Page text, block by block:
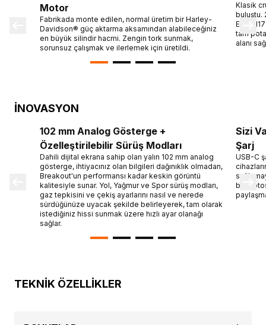
Motor
Fabrikada monte edilen, normal üretim bir Harley-
Davidson® güç aktarma aksamından alabileceğiniz
en büyük silindir hacmi. Zengin tork sunmak,
sorunsuz çalışmak ve ilerlemek için üretildi.
Klasik
buluştu.
Eight
tam
alanı
İNOVASYON
102 mm Analog Gösterge +
Özelleştirilebilir Sürüş Modları
Dahili dijital ekrana sahip olan yalın 102 mm analog
gösterge, ihtiyacınız olan bilgileri dağınıklık olmadan,
Breakout'un performansı kadar keskin görüntü
kalitesiyle sunar. Yol, Yağmur ve Spor sürüş modları,
gaz tepkisini ve çekiş ayarlarını nasıl ve nerede
sürdüğünüze uyacak şekilde belirleyerek, tam olarak
istediğiniz hissi sunmak üzere hızlı ayar olanağı
sağlar.
Sizi
Şarj
USB-C
bir
TEKNİK ÖZELLİKLER